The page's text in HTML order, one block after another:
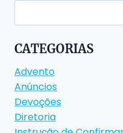
CATEGORIAS
Advento
Anúncios
Devoções
Diretoria